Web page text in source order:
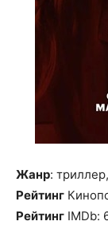
Жанр:
Рейтинг
Рейтинг IMDb: